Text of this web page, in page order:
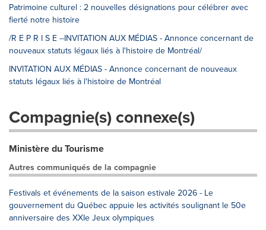
Patrimoine culturel : 2 nouvelles désignations pour célébrer avec
fierté notre histoire
/R E P R I S E --INVITATION AUX MÉDIAS - Annonce concernant de
nouveaux statuts légaux liés à l'histoire de Montréal/
INVITATION AUX MÉDIAS - Annonce concernant de nouveaux
statuts légaux liés à l'histoire de Montréal
Compagnie(s) connexe(s)
Ministère du Tourisme
Autres communiqués de la compagnie
Festivals et événements de la saison estivale 2026 - Le
gouvernement du Québec appuie les activités soulignant le 50e
anniversaire des XXIe Jeux olympiques